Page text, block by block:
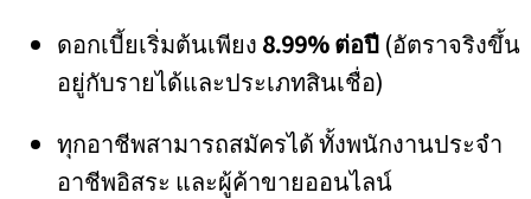
ดอกเบี้ยเริ่มต้นเพียง 8.99% ต่อปี (อัตราจริงขึ้น
อยู่กับรายได้และประเภทสินเชื่อ)
ทุกอาชีพสามารถสมัครได้ ทั้งพนักงานประจำ
อาชีพอิสระ และผู้ค้าขายออนไลน์